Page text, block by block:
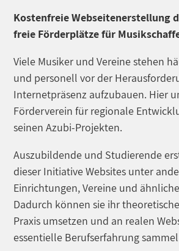
Kostenfreie Webseitenerstellung
freie Förderplätze für
Viele Musiker und Vereine stehen
und personell vor der
Internetpräsenz aufzubauen. Hier
Förderverein für regionale
seinen Azubi-Projekten.
Auszubildende und Studierende
dieser Initiative Websites unter
Einrichtungen, Vereine und
Dadurch können sie ihr
Praxis umsetzen und an realen
essentielle Berufserfahrung